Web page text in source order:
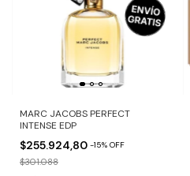
MARC JACOBS PERFECT
INTENSE EDP
$255.924,80 -15% OFF
$301.088